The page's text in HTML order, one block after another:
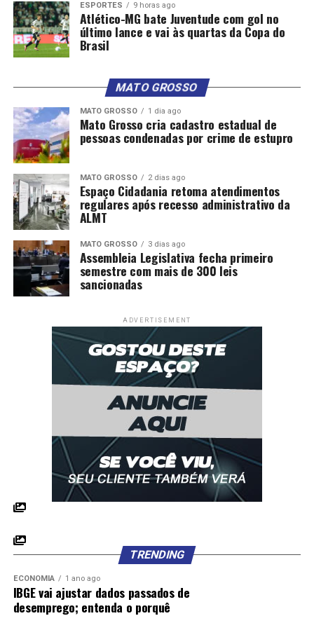
ESPORTES 9 horas ago
Atlético-MG bate Juventude com gol no
último lance e vai às quartas da Copa do
Brasil
MATO GROSSO
MATO GROSSO 1 dia ago
Mato Grosso cria cadastro estadual de
pessoas condenadas por crime de estupro
MATO GROSSO 2 dias ago
Espaço Cidadania retoma atendimentos
regulares após recesso administrativo da
ALMT
MATO GROSSO 3 dias ago
Assembleia Legislativa fecha primeiro
semestre com mais de 300 leis
sancionadas
ADVERTISEMENT
TRENDING
ECONOMIA 1 ano ago
IBGE vai ajustar dados passados de
desemprego; entenda o porquê